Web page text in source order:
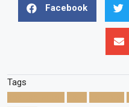
Facebook
Tags